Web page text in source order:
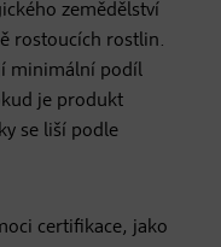
zemědělství
rostoucích rostlin.
minimální podíl
je produkt
se liší podle
certifikace, jako